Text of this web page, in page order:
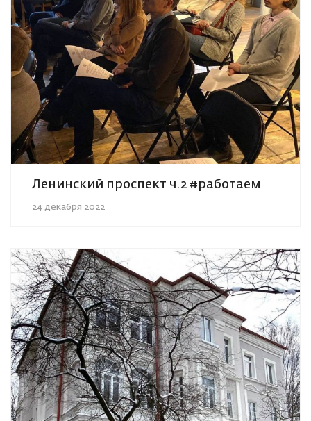
Ленинский проспект ч.2 #работаем
24 декабря 2022